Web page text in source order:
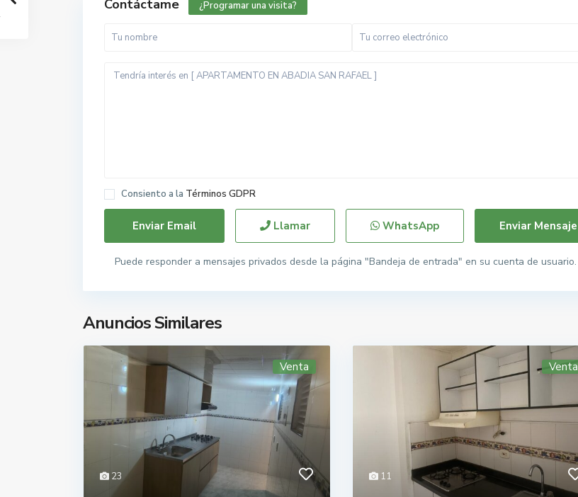
Contáctame ¿Programar una visita?
Consiento a la Términos GDPR
Llamar WhatsApp
Puede responder a mensajes privados desde la página "Bandeja de entrada" en su cuenta de usuario.
Anuncios Similares
23
Venta
11
Venta